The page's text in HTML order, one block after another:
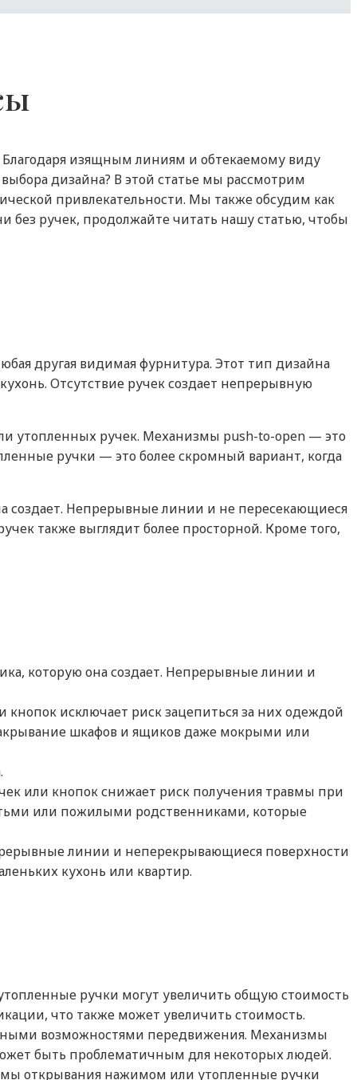
изящным линиям и обтекаемому виду
дизайна? В этой статье мы рассмотрим
привлекательности. Мы также обсудим как
без ручек, продолжайте читать нашу статью, чтобы
другая видимая фурнитура. Этот тип дизайна
Отсутствие ручек создает непрерывную
утопленных ручек. Механизмы push-to-open — это
ручки — это более скромный вариант, когда
создает. Непрерывные линии и не пересекающиеся
также выглядит более просторной. Кроме того,
которую она создает. Непрерывные линии и
исключает риск зацепиться за них одеждой
шкафов и ящиков даже мокрыми или
или кнопок снижает риск получения травмы при
или пожилыми родственниками, которые
линии и неперекрывающиеся поверхности
кухонь или квартир.
ручки могут увеличить общую стоимость
что также может увеличить стоимость.
возможностями передвижения. Механизмы
быть проблематичным для некоторых людей.
открывания нажимом или утопленные ручки